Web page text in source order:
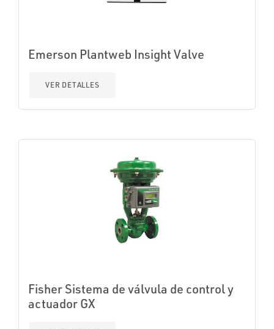
Emerson Plantweb Insight Valve
VER DETALLES
Fisher Sistema de válvula de control y
actuador GX